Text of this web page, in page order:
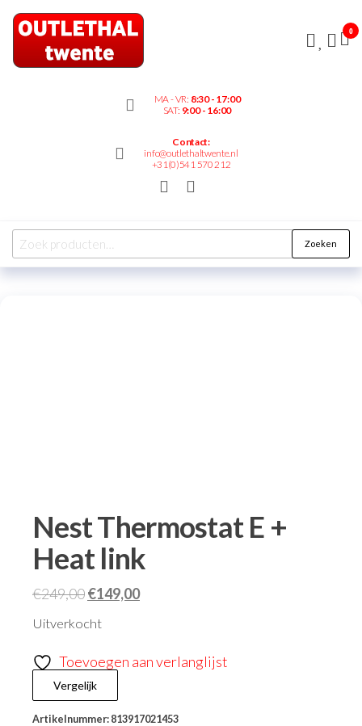
Outlethaltwente.nl
MA - VR: 8:30 - 17:00
SAT: 9:00 - 16:00
Contact:
info@outlethaltwente.nl
+31(0)541 570 212
0
Zoeken
Nest Thermostat E +
Heat link
€249,00€149,00
Uitverkocht
Toevoegen aan verlanglijst
Vergelijk
Artikelnummer: 813917021453